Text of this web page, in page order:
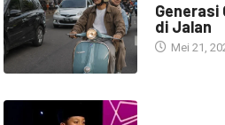
di Jalan
Mei 21,